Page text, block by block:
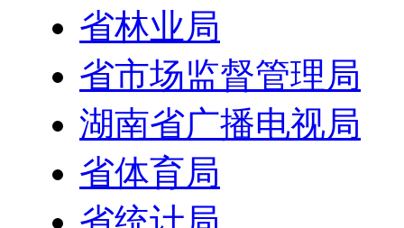
省林业局
省市场监督管理局
湖南省广播电视局
省体育局